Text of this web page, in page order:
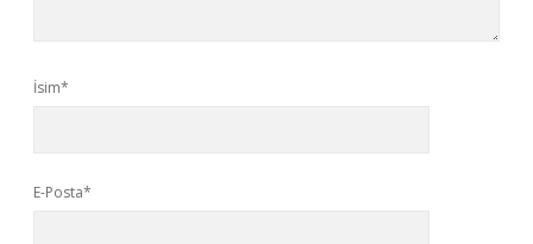
İsim*
E-Posta*